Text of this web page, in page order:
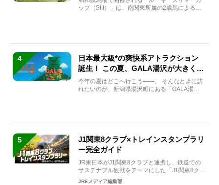
ップ（SIII）」は、南関東所属の2歳馬による注
4
日本最大級*の爽快系アトラクション
誕生！ この夏、GALA湯沢が大きく生
まれ変わる
今年の夏はどこへ行こう――。 そんなときに訪
れたいのが、新潟県湯沢町にある「GALA湯
5
J1関東8クラブ×トレインスタンプラリ
ー完全ガイド
JR東日本がJ1関東8クラブと連携し、鉄道での
サステナブル観戦をテーマにした「J1関東8クラ
ブ×トレイン...
JREメディア編集部